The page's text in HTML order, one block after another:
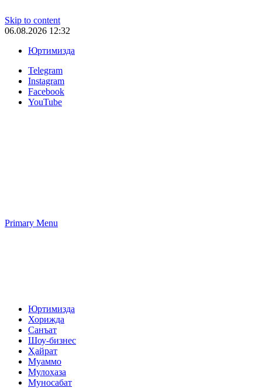
Skip to content
06.08.2026 12:32
Юртимизда
Telegram
Instagram
Facebook
YouTube
Primary Menu
Юртимизда
Хорижда
Санъат
Шоу-бизнес
Ҳайрат
Муаммо
Мулоҳаза
Муносабат